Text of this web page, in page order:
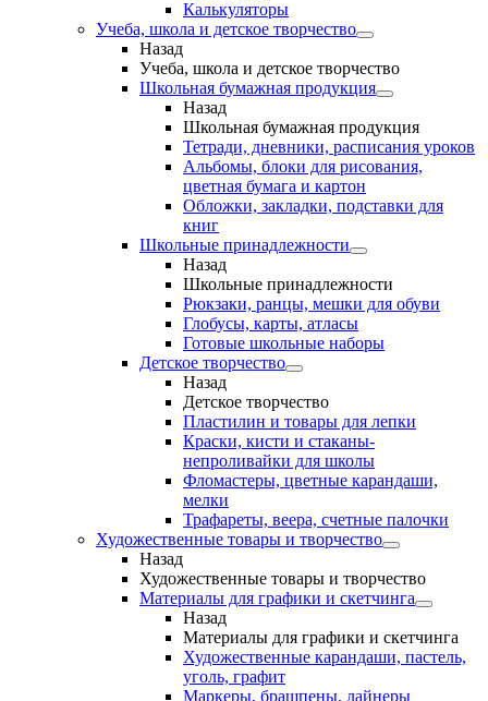
Калькуляторы
Учеба, школа и детское творчество
Назад
Учеба, школа и детское творчество
Школьная бумажная продукция
Назад
Школьная бумажная продукция
Тетради, дневники, расписания уроков
Альбомы, блоки для рисования,
цветная бумага и картон
Обложки, закладки, подставки для
книг
Школьные принадлежности
Назад
Школьные принадлежности
Рюкзаки, ранцы, мешки для обуви
Глобусы, карты, атласы
Готовые школьные наборы
Детское творчество
Назад
Детское творчество
Пластилин и товары для лепки
Краски, кисти и стаканы-
непроливайки для школы
Фломастеры, цветные карандаши,
мелки
Трафареты, веера, счетные палочки
Художественные товары и творчество
Назад
Художественные товары и творчество
Материалы для графики и скетчинга
Назад
Материалы для графики и скетчинга
Художественные карандаши, пастель,
уголь, графит
Маркеры, брашпены, лайнеры